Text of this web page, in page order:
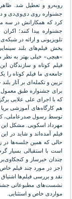
روبه‌رو و تعطیل شد.
جشنواره روی دی‌وی‌دی و در
کرد که همکارانش در سه
جشنواره پیدا کنند؛
تلویزیونی و ارائه در
پخش فیلم‌های بلند
«هیچی» خیلی بهتر به نظر
فیلم کوتاه و سازندگان
جامعه‌ی ما فیلم کوتاه را
تزیین و تکمله‌ای بر آثار
برای جشنواره طبق
که با اجرای علی علایی
هم کارگاه‌های آموزشی
توسط رسول صدرعاملی،
مهرداد اسکویی. مشکل این
فیلم آمده‌اند و شاید در
حالی که همین جلسه‌ها در
است با استقبالی بسیار
چندان خبرساز و
(جز در مورد چند فیلم
نقد و بررسی فیلم‌ها
نشست‌های مطبوعاتی
مواردی خاص و استثنایی.